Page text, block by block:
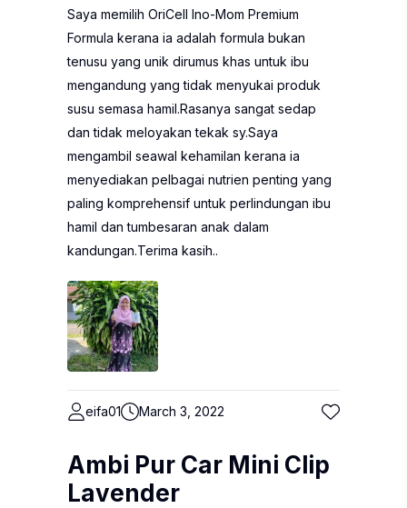
Saya memilih OriCell Ino-Mom Premium
Formula kerana ia adalah formula bukan
tenusu yang unik dirumus khas untuk ibu
mengandung yang tidak menyukai produk
susu semasa hamil.Rasanya sangat sedap
dan tidak meloyakan tekak sy.Saya
mengambil seawal kehamilan kerana ia
menyediakan pelbagai nutrien penting yang
paling komprehensif untuk perlindungan ibu
hamil dan tumbesaran anak dalam
kandungan.Terima kasih..
eifa01 March 3, 2022
Ambi Pur Car Mini Clip
Lavender